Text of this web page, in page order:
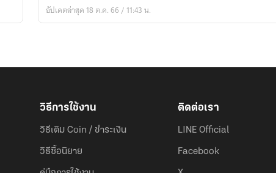
Ben10]
อัปเดตล่าสุด 18 ต.ค. 66 / 11:43 น.
วิธีการใช้งาน
วิธีเติม Coin / ชำระเงิน
วิธีซื้อนิยาย
ติดต่อเรา
LINE Official
Facebook